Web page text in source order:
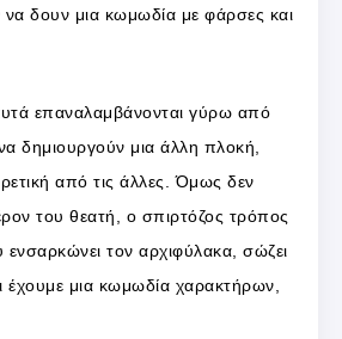
δουν μια κωμωδία με φάρσες και
επαναλαμβάνονται γύρω από
δημιουργούν μια άλλη πλοκή,
από τις άλλες. Όμως δεν
του θεατή, ο σπιρτόζος τρόπος
τον αρχιφύλακα, σώζει
έχουμε μια κωμωδία χαρακτήρων,